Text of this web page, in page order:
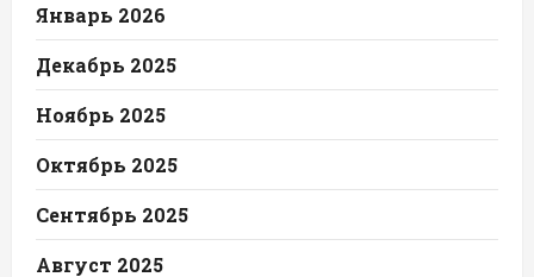
Январь 2026
Декабрь 2025
Ноябрь 2025
Октябрь 2025
Сентябрь 2025
Август 2025